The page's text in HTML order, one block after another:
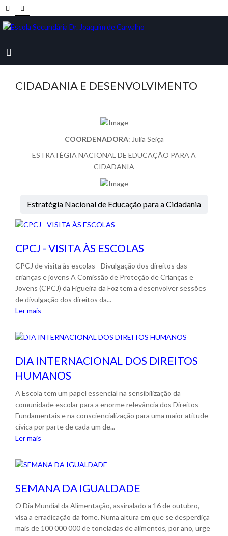
CIDADANIA E DESENVOLVIMENTO
COORDENADORA: Julia Seiça
ESTRATÉGIA NACIONAL DE EDUCAÇÃO PARA A
CIDADANIA
Estratégia Nacional de Educação para a Cidadania
CPCJ - VISITA ÀS ESCOLAS
CPCJ de visita às escolas - Divulgação dos direitos das
crianças e jovens A Comissão de Proteção de Crianças e
Jovens (CPCJ) da Figueira da Foz tem a desenvolver sessões
de divulgação dos direitos da...
Ler mais
DIA INTERNACIONAL DOS DIREITOS
HUMANOS
A Escola tem um papel essencial na sensibilização da
comunidade escolar para a enorme relevância dos Direitos
Fundamentais e na consciencialização para uma maior atitude
cívica por parte de cada um de...
Ler mais
SEMANA DA IGUALDADE
O Dia Mundial da Alimentação, assinalado a 16 de outubro,
visa a erradicação da fome. Numa altura em que se desperdiça
mais de 100 000 000 de toneladas de alimentos, por ano, urge